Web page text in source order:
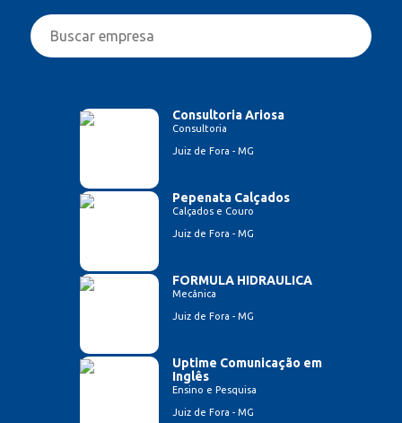
Consultoria Ariosa
Consultoria
Juiz de Fora - MG
Pepenata Calçados
Calçados e Couro
Juiz de Fora - MG
FORMULA HIDRAULICA
Mecânica
Juiz de Fora - MG
Uptime Comunicação em
Inglês
Ensino e Pesquisa
Juiz de Fora - MG